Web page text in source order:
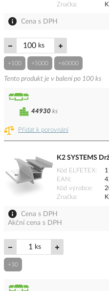
Značka
Cena s DPH
ks
+100 +5000 +60000
Tento produkt je v balení po 100 ks
Přidat k porovnání
44930 ks
K2 SYSTEMS
Kód ELFETEX
EAN
Kód výrobce
Značka
Cena s DPH
Akční cena s DPH
ks
+30